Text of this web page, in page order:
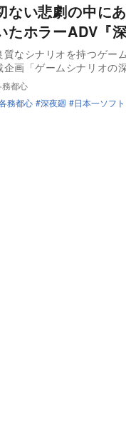
ない悲劇の中に
たホラーADV『
質なシナリオを持つゲー
企画「ゲームシナリオの
務都心
務都心
深夜廻 日本一ソフ